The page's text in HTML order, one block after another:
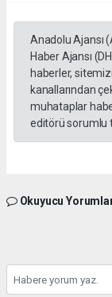
Anadolu Ajansı
Haber Ajansı
haberler,
kanallarından
muhataplar
editörü sorumlu
Okuyucu